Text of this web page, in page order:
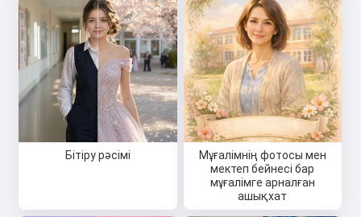
Бітіру рәсімі
Мұғалімнің фотосы мен
мектеп бейнесі бар
мұғалімге арналған
ашықхат